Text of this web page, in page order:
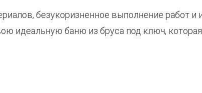
безукоризненное выполнение работ
идеальную баню из бруса под ключ,